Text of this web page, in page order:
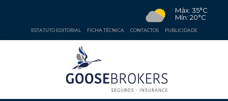
Máx: 35°C
Mín: 20°C
ESTATUTO EDITORIAL FICHA TÉCNICA CONTACTOS PUBLICIDADE